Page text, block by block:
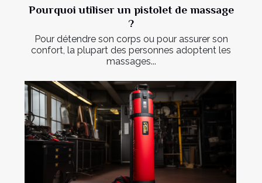
Pourquoi utiliser un pistolet de massage
?
Pour détendre son corps ou pour assurer son
confort, la plupart des personnes adoptent les
massages...